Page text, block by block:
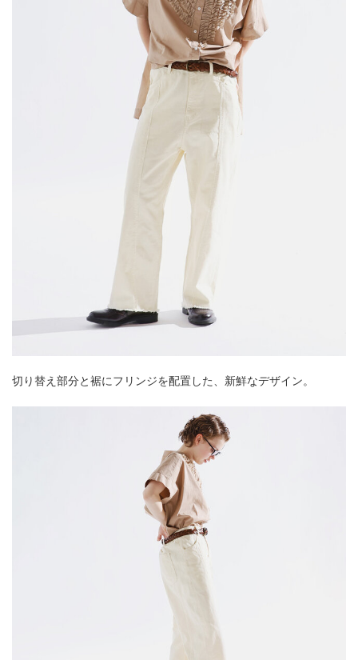
切り替え部分と裾にフリンジを配置した、新鮮なデザイン。